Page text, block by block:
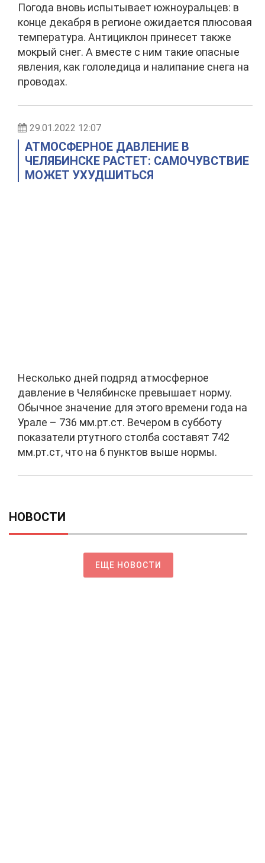
Погода вновь испытывает южноуральцев: в
конце декабря в регионе ожидается плюсовая
температура. Антициклон принесет также
мокрый снег. А вместе с ним такие опасные
явления, как гололедица и налипание снега на
проводах.
29.01.2022 12:07
АТМОСФЕРНОЕ ДАВЛЕНИЕ В
ЧЕЛЯБИНСКЕ РАСТЕТ: САМОЧУВСТВИЕ
МОЖЕТ УХУДШИТЬСЯ
Несколько дней подряд атмосферное
давление в Челябинске превышает норму.
Обычное значение для этого времени года на
Урале – 736 мм.рт.ст. Вечером в субботу
показатели ртутного столба составят 742
мм.рт.ст, что на 6 пунктов выше нормы.
НОВОСТИ
ЕЩЕ НОВОСТИ